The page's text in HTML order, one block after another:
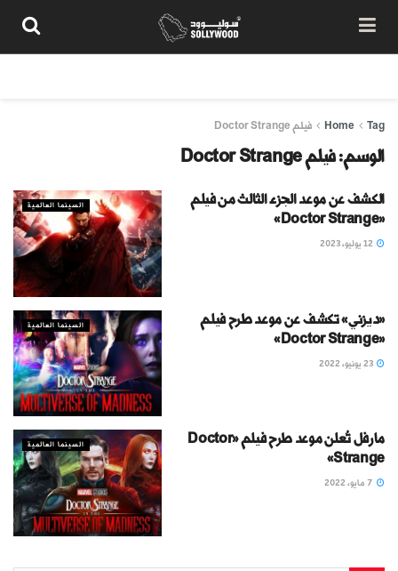
Home Tag فيلم Doctor Strange
الوسم:فيلم Doctor Strange
السينما العالمية
الكشف عن موعد الجزء الثالث من فيلم
«Doctor Strange»
السينما العالمية
«ديزني» تكشف عن موعد طرح فيلم
«Doctor Strange»
السينما العالمية
مارفل تُعلن موعد طرح فيلم «Doctor
Strange»